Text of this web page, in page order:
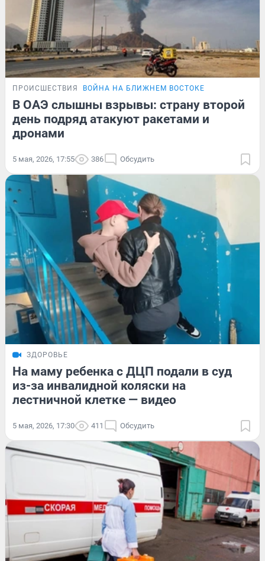
ПРОИСШЕСТВИЯ ВОЙНА НА БЛИЖНЕМ ВОСТОКЕ
В ОАЭ слышны взрывы: страну второй
день подряд атакуют ракетами и
дронами
5 мая, 2026, 17:55 386 Обсудить
ЗДОРОВЬЕ
На маму ребенка с ДЦП подали в суд
из-за инвалидной коляски на
лестничной клетке — видео
5 мая, 2026, 17:30 411 Обсудить